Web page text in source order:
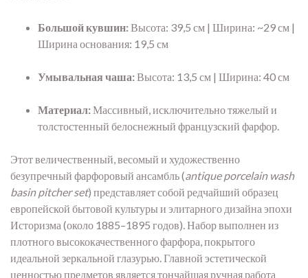
Большой кувшин:Высота: 39,5 см | Ширина: ~29 см |
Ширина основания: 19,5 см
Умывальная чаша:Высота: 13,5 см | Ширина: 40 см
Материал:Массивный,исключительно тяжелый и
толстостенный белоснежный французский фарфор.
Этот величественный,весомый и художественно
безупречный фарфоровый ансамбль (antique porcelain wash
basin pitcher set) представляет собой редчайший образец
европейской бытовой культуры и элитарного дизайна эпохи
Историзма (около 1885–1895 годов).Набор выполнен из
плотного высококачественного фарфора,покрытого
идеальной зеркальной глазурью.Главной эстетической
ценностью предметов является тончайшая ручная работа